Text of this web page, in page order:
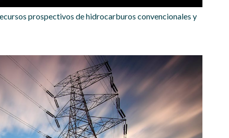
prospectivos de hidrocarburos convencionales y